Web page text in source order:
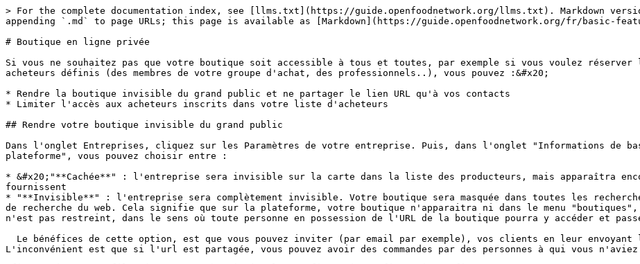
> For the complete documentation index, see [llms.txt](https://guide.openfoodnetwork.org/llms.txt). Markdown
appending `.md` to page URLs; this page is available as [Markdown](https://guide.openfoodnetwork.org/fr/basic-
# Boutique en ligne privée
Si vous ne souhaitez pas que votre boutique soit accessible à tous et toutes, par exemple si vous voulez réserver
acheteurs définis (des membres de votre groupe d'achat, des professionnels..), vous pouvez :&#x20;
* Rendre la boutique invisible du grand public et ne partager le lien URL qu'à vos contacts
* Limiter l'accès aux acheteurs inscrits dans votre liste d'acheteurs
## Rendre votre boutique invisible du grand public
Dans l'onglet Entreprises, cliquez sur les Paramètres de votre entreprise. Puis, dans l'onglet "Informations de
plateforme", vous pouvez choisir entre :
* &#x20;"**Cachée**" : l'entreprise sera invisible sur la carte dans la liste des producteurs, mais apparaîtra
fournissent
* "**Invisible**" : l'entreprise sera complètement invisible. Votre boutique sera masquée dans toutes les
de recherche du web. Cela signifie que sur la plateforme, votre boutique n'apparaitra ni dans le menu
n'est pas restreint, dans le sens où toute personne en possession de l'URL de la boutique pourra y accéder et passer
L'inconvénient est que si l'url est partagée, vous pouvez avoir des commandes par des personnes à qui vous